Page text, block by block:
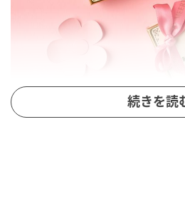
フランボワーズとバラのパート・ドゥ・フリ
続きを読